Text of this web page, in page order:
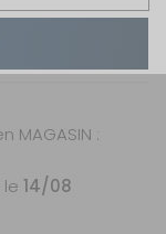
MAGASIN :
14/08